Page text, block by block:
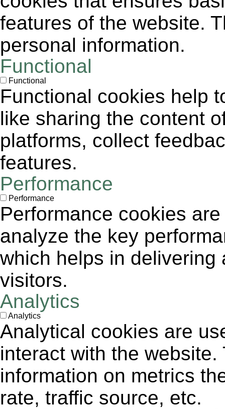
features of the website.
personal information.
Functional
Functional
Functional cookies help
like sharing the content
platforms, collect
features.
Performance
Performance
Performance cookies
analyze the key
which helps in delivering
visitors.
Analytics
Analytics
Analytical cookies are
interact with the
information on metrics
rate, traffic source, etc.